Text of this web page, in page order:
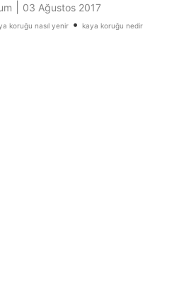
03 Ağustos 2017
koruğu nasıl yenir • kaya koruğu nedir